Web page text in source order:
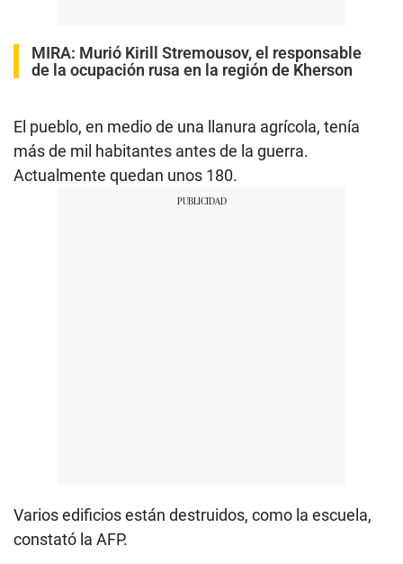
MIRA: Murió Kirill Stremousov, el responsable
de la ocupación rusa en la región de Kherson
El pueblo, en medio de una llanura agrícola, tenía
más de mil habitantes antes de la guerra.
Actualmente quedan unos 180.
Varios edificios están destruidos, como la escuela,
constató la AFP.